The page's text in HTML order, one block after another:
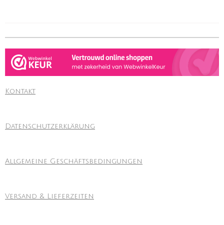
Kontakt
Datenschutzerklärung
Allgemeine Geschäftsbedingungen
Versand & Lieferzeiten